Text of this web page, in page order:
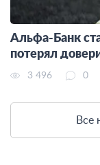
Альфа-Банк
потерял
3 496 0
Все